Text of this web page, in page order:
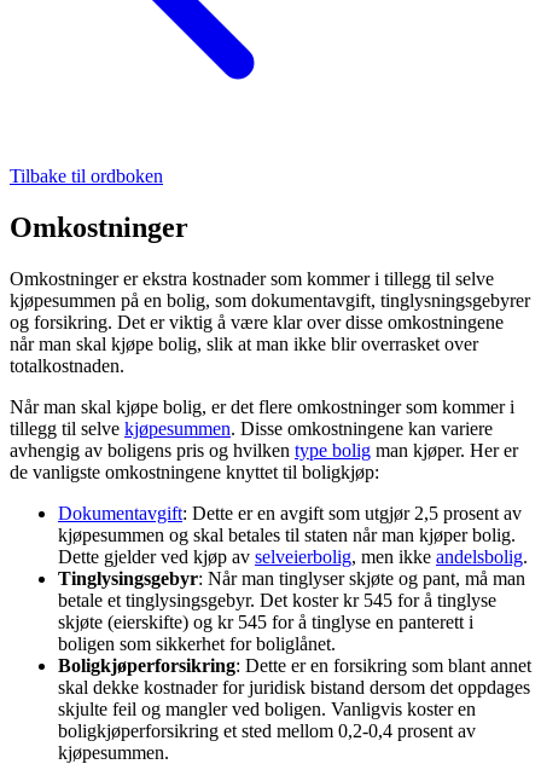
Tilbake til ordboken
Omkostninger
Omkostninger er ekstra kostnader som kommer i tillegg til selve
kjøpesummen på en bolig, som dokumentavgift, tinglysningsgebyrer
og forsikring. Det er viktig å være klar over disse omkostningene
når man skal kjøpe bolig, slik at man ikke blir overrasket over
totalkostnaden.
Når man skal kjøpe bolig, er det flere omkostninger som kommer i
tillegg til selve kjøpesummen. Disse omkostningene kan variere
avhengig av boligens pris og hvilken type bolig man kjøper. Her er
de vanligste omkostningene knyttet til boligkjøp:
Dokumentavgift: Dette er en avgift som utgjør 2,5 prosent av
kjøpesummen og skal betales til staten når man kjøper bolig.
Dette gjelder ved kjøp av selveierbolig, men ikke andelsbolig.
Tinglysingsgebyr: Når man tinglyser skjøte og pant, må man
betale et tinglysingsgebyr. Det koster kr 545 for å tinglyse
skjøte (eierskifte) og kr 545 for å tinglyse en panterett i
boligen som sikkerhet for boliglånet.
Boligkjøperforsikring: Dette er en forsikring som blant annet
skal dekke kostnader for juridisk bistand dersom det oppdages
skjulte feil og mangler ved boligen. Vanligvis koster en
boligkjøperforsikring et sted mellom 0,2-0,4 prosent av
kjøpesummen.